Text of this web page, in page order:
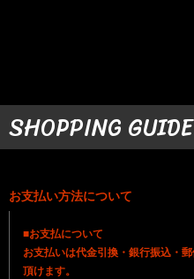
SHOPPING GUIDE
お支払い方法について
■お支払について
お支払いは代金引換・銀行振込・
頂けます。